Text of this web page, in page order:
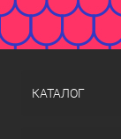
КАТАЛОГ